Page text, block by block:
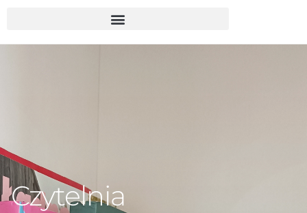
Czytelnia